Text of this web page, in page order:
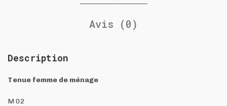
Avis (0)
Description
Tenue femme de ménage
M 02